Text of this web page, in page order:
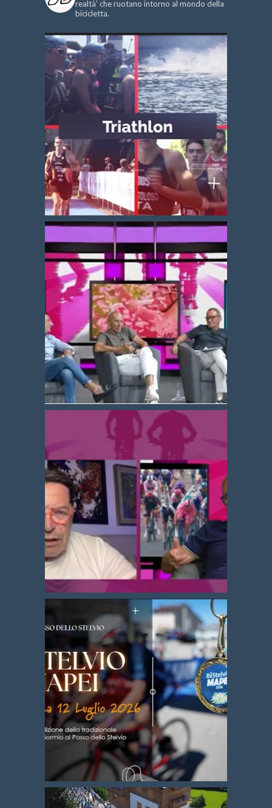
realtà’ che ruotano intorno al mondo della
bicicletta.